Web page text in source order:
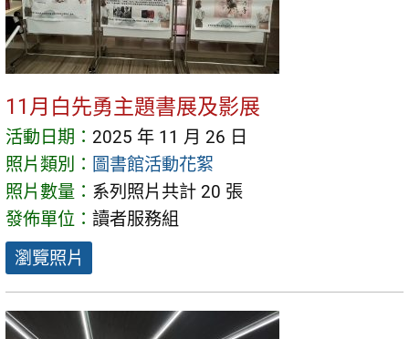
11月白先勇主題書展及影展
活動日期： 2025 年 11 月 26 日
照片類別： 圖書館活動花絮
照片數量： 系列照片共計 20 張
發佈單位： 讀者服務組
瀏覽照片